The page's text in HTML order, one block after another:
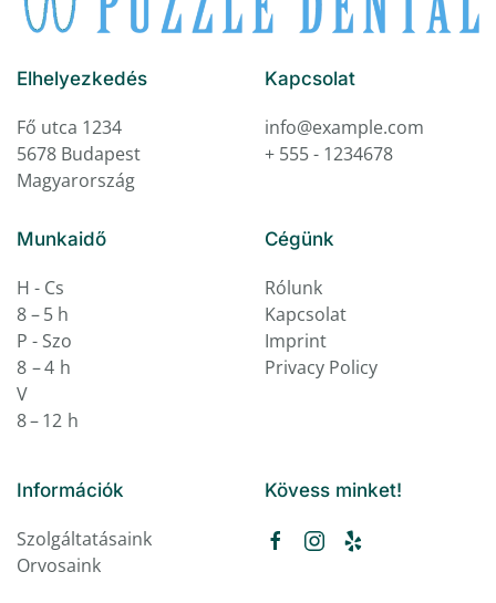
Elhelyezkedés
Fő utca 1234
5678 Budapest
Magyarország
Kapcsolat
info@example.com
+ 555 - 1234678
Munkaidő
H - Cs
8 – 5 h
P - Szo
8 – 4 h
V
8 – 12 h
Cégünk
Rólunk
Kapcsolat
Imprint
Privacy Policy
Információk
Szolgáltatásaink
Orvosaink
Kövess minket!